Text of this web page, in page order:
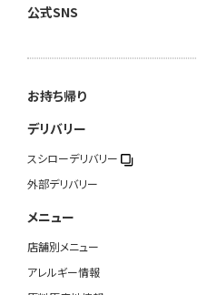
公式SNS
お持ち帰り
デリバリー
スシローデリバリー
外部デリバリー
メニュー
店舗別メニュー
アレルギー情報